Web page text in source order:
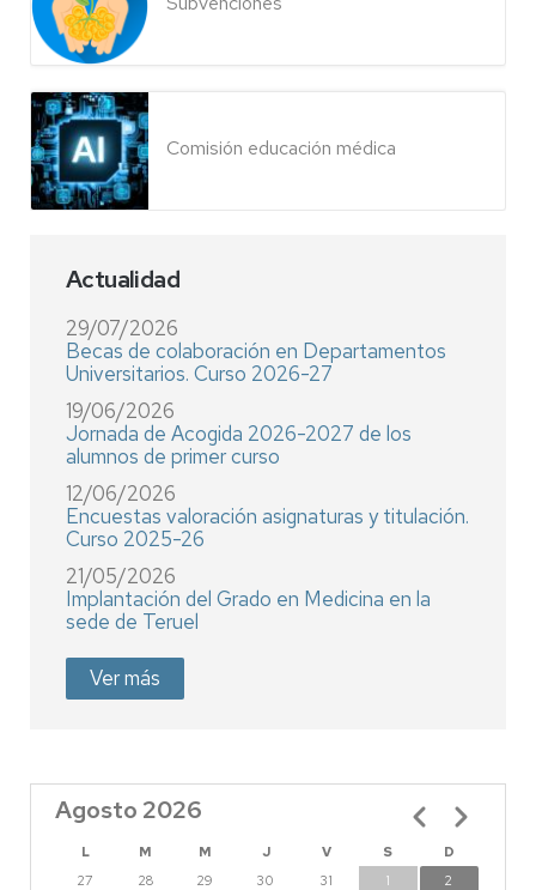
Comisión educación médica
Actualidad
29/07/2026
Becas de colaboración en Departamentos
Universitarios. Curso 2026-27
19/06/2026
Jornada de Acogida 2026-2027 de los
alumnos de primer curso
12/06/2026
Encuestas valoración asignaturas y titulación.
Curso 2025-26
21/05/2026
Implantación del Grado en Medicina en la
sede de Teruel
Ver más
Agosto 2026
L M M J V S
D
27
28 29 30 31 1
2
Paginación